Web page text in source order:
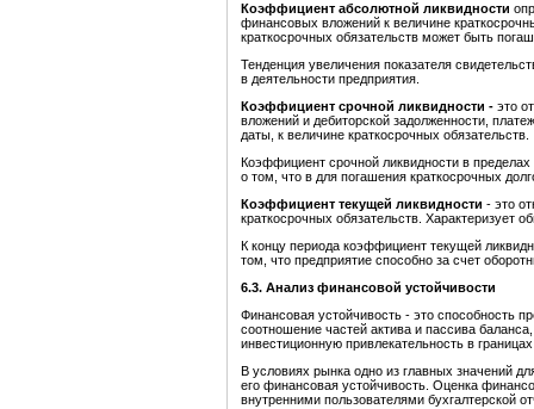
Коэффициент абсолютной ликвидности
финансовых вложений к величине
краткосрочных обязательств может быть
Тенденция увеличения показателя
в деятельности предприятия.
Коэффициент срочной ликвидности - это
вложений и дебиторской задолженности,
даты, к величине краткосрочных обязательств.
Коэффициент срочной ликвидности в
о том, что в для погашения краткосрочных
Коэффициент текущей ликвидности - это
краткосрочных обязательств. Характеризует
К концу периода коэффициент текущей
том, что предприятие способно за счет
6.3. Анализ финансовой устойчивости
Финансовая устойчивость - это способность
соотношение частей актива и пассива
инвестиционную привлекательность в
В условиях рынка одно из главных значений
его финансовая устойчивость. Оценка
внутренними пользователями бухгалтерской